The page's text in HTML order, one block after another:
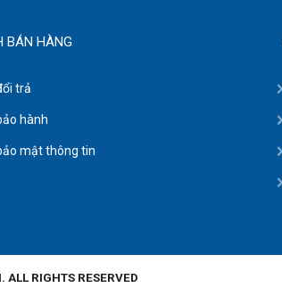
BÁN HÀNG
trả
hành
mật thông tin
RIGHTS RESERVED